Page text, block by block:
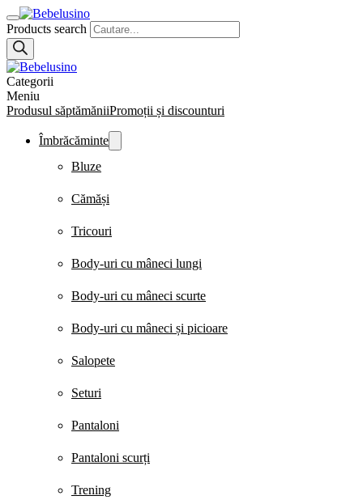
Products search
Categorii
Meniu
Produsul săptămăniiPromoții și discounturi
Îmbrăcăminte
Bluze
Cămăși
Tricouri
Body-uri cu mâneci lungi
Body-uri cu mâneci scurte
Body-uri cu mâneci și picioare
Salopete
Seturi
Pantaloni
Pantaloni scurți
Trening